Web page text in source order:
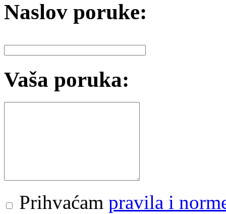
Naslov poruke:
Vaša poruka:
Prihvaćam pravila i